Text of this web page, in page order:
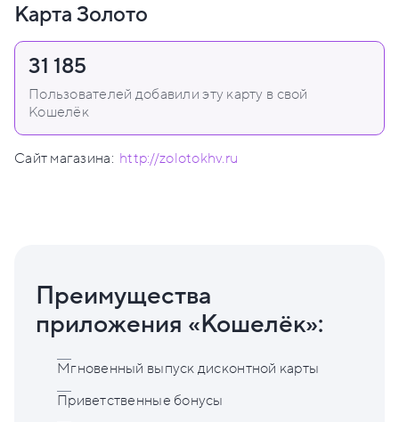
Карта Золото
31 185
Пользователей добавили эту карту в свой
Кошелёк
Сайт магазина: http://zolotokhv.ru
Преимущества
приложения «Кошелёк»:
Мгновенный выпуск дисконтной карты
Приветственные бонусы